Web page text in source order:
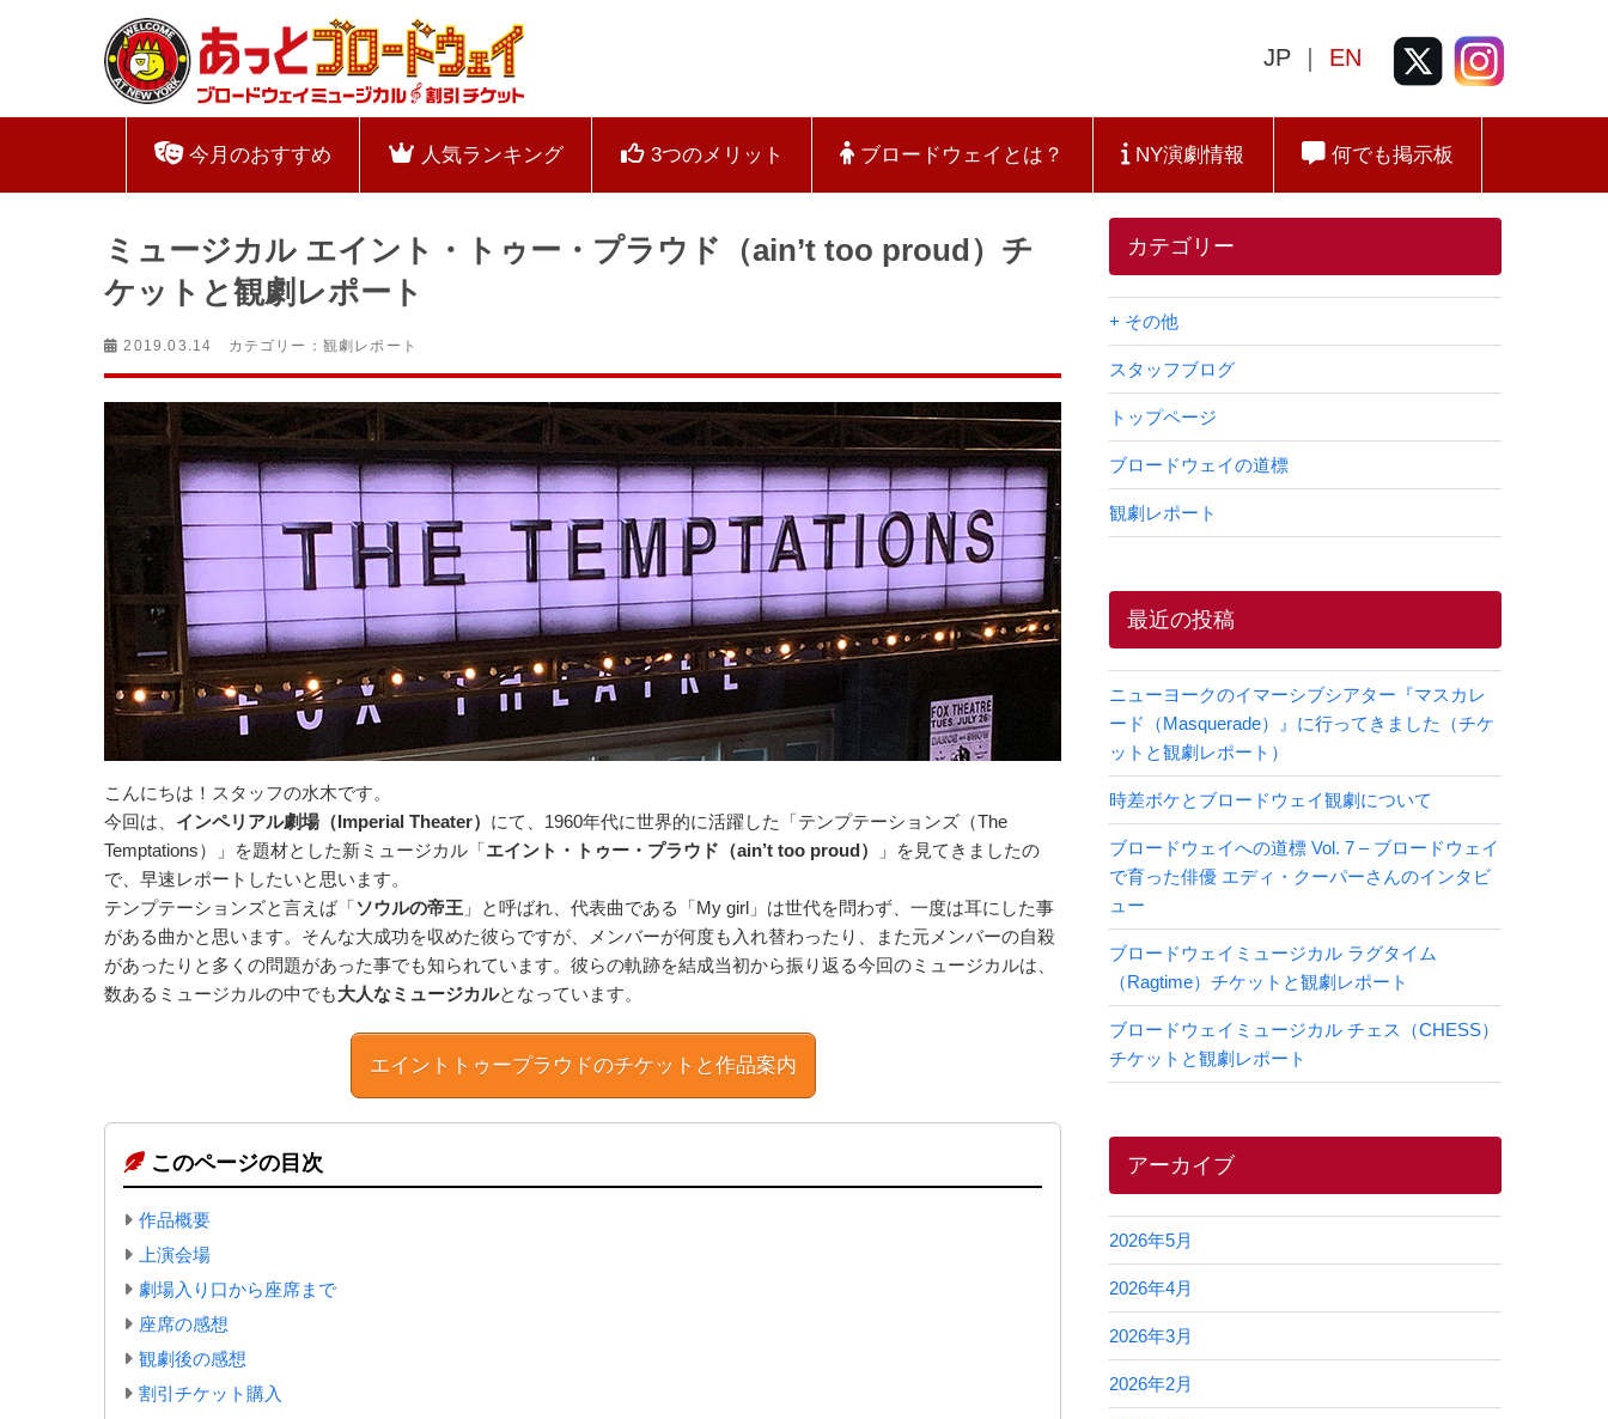
JP ｜ EN
今月のおすすめ 人気ランキング 3つのメリット ブロードウェイとは？ NY演劇情報 何でも掲示板
ミュージカル エイント・トゥー・プラウド（ain’t too proud）チ
ケットと観劇レポート
2019.03.14 カテゴリー： 観劇レポート
こんにちは！スタッフの水木です。
今回は、 インペリアル劇場（Imperial Theater） にて、1960年代に世界的に活躍した「テンプテーションズ（The
Temptations）」を題材とした新ミュージカル「 エイント・トゥー・プラウド（ain’t too proud）
」を見てきましたの
で、早速レポートしたいと思います。
テンプテーションズと言えば「 ソウルの帝王 」と呼ばれ、代表曲である「My girl」は世代を問わず、一度は耳にした事
がある曲かと思います。そんな大成功を収めた彼らですが、メンバーが何度も入れ替わったり、また元メンバーの自殺
があったりと多くの問題があった事でも知られています。彼らの軌跡を結成当初から振り返る今回のミュージカルは、
数あるミュージカルの中でも大人なミュージカルとなっています。
エイントトゥープラウドのチケットと作品案内
このページの目次
作品概要
上演会場
劇場入り口から座席まで
座席の感想
観劇後の感想
割引チケット購入
カテゴリー
+ その他
スタッフブログ
トップページ
ブロードウェイの道標
観劇レポート
最近の投稿
ニューヨークのイマーシブシアター『マスカレ
ード（Masquerade）』に行ってきました（チケ
ットと観劇レポート）
時差ボケとブロードウェイ観劇について
ブロードウェイへの道標 Vol. 7 – ブロードウェイ
で育った俳優 エディ・クーパーさんのインタビ
ュー
ブロードウェイミュージカル ラグタイム
（Ragtime）チケットと観劇レポート
ブロードウェイミュージカル チェス（CHESS）
チケットと観劇レポート
アーカイブ
2026年5月
2026年4月
2026年3月
2026年2月